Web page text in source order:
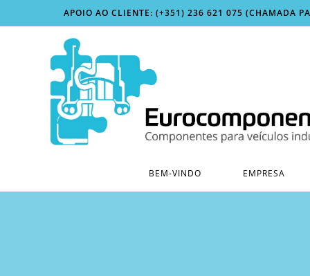
to
APOIO AO CLIENTE: (+351) 236 621 075 (CHAMADA
BEM-VINDO EMPRESA